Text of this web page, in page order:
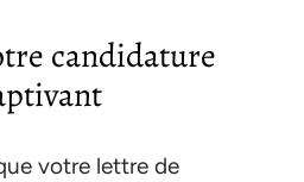
candidature
votre lettre de